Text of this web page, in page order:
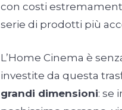
con costi
serie di prodotti più
L’Home Cinema è
investite da questa
grandi dimensioni: se